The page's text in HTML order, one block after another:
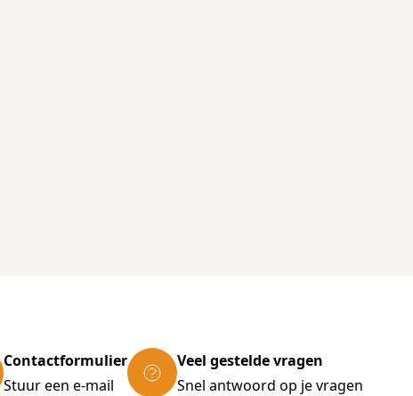
Contactformulier
Stuur een e-mail
Veel gestelde vragen
Snel antwoord op je vragen